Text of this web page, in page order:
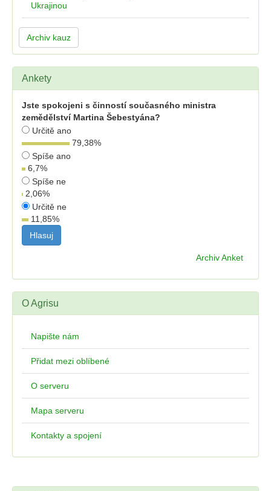
Ukrajinou
Archiv kauz
Ankety
Jste spokojeni s činností současného ministra
zemědělství Martina Šebestyána?
Určitě ano
79,38%
Spíše ano
6,7%
Spíše ne
2,06%
Určitě ne
11,85%
Archiv Anket
O Agrisu
Napište nám
Přidat mezi oblíbené
O serveru
Mapa serveru
Kontakty a spojení